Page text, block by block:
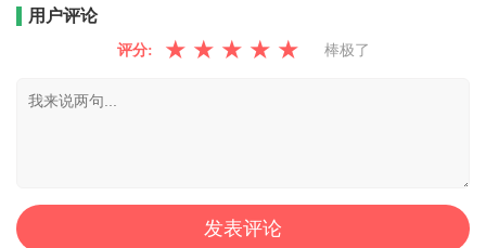
用户评论
评分: ★ ★ ★ ★ ★ 棒极了